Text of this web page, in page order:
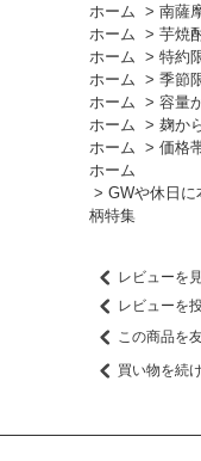
ホーム > 南薩
ホーム > 芋焼
ホーム > 特約
ホーム > 季節
ホーム > 容量
ホーム > 麹か
ホーム > 価格
ホーム
> GWや休日
柄特集
レビューを
レビューを
この商品を
買い物を続